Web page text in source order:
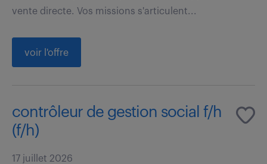
vente directe. Vos missions s'articulent...
voir l'offre
contrôleur de gestion social f/h
(f/h)
17 juillet 2026